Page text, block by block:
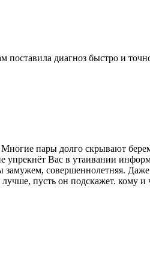
диагноз быстро и
Многие пары долго скрывают
Вас в утаивании
совершеннолетняя.
пусть он подскажет. кому и